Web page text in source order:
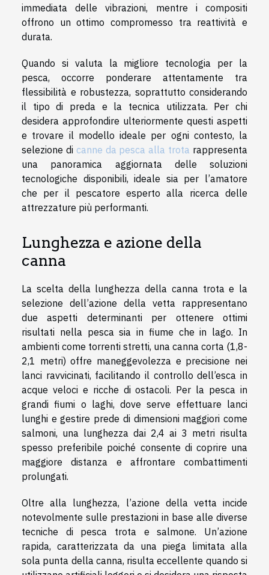
immediata delle vibrazioni, mentre i compositi
offrono un ottimo compromesso tra reattività e
durata.
Quando si valuta la migliore tecnologia per la
pesca, occorre ponderare attentamente tra
flessibilità e robustezza, soprattutto considerando
il tipo di preda e la tecnica utilizzata. Per chi
desidera approfondire ulteriormente questi aspetti
e trovare il modello ideale per ogni contesto, la
selezione di canne da pesca alla trota rappresenta
una panoramica aggiornata delle soluzioni
tecnologiche disponibili, ideale sia per l’amatore
che per il pescatore esperto alla ricerca delle
attrezzature più performanti.
Lunghezza e azione della
canna
La scelta della lunghezza della canna trota e la
selezione dell’azione della vetta rappresentano
due aspetti determinanti per ottenere ottimi
risultati nella pesca sia in fiume che in lago. In
ambienti come torrenti stretti, una canna corta (1,8-
2,1 metri) offre maneggevolezza e precisione nei
lanci ravvicinati, facilitando il controllo dell’esca in
acque veloci e ricche di ostacoli. Per la pesca in
grandi fiumi o laghi, dove serve effettuare lanci
lunghi e gestire prede di dimensioni maggiori come
salmoni, una lunghezza dai 2,4 ai 3 metri risulta
spesso preferibile poiché consente di coprire una
maggiore distanza e affrontare combattimenti
prolungati.
Oltre alla lunghezza, l’azione della vetta incide
notevolmente sulle prestazioni in base alle diverse
tecniche di pesca trota e salmone. Un’azione
rapida, caratterizzata da una piega limitata alla
sola punta della canna, risulta eccellente quando si